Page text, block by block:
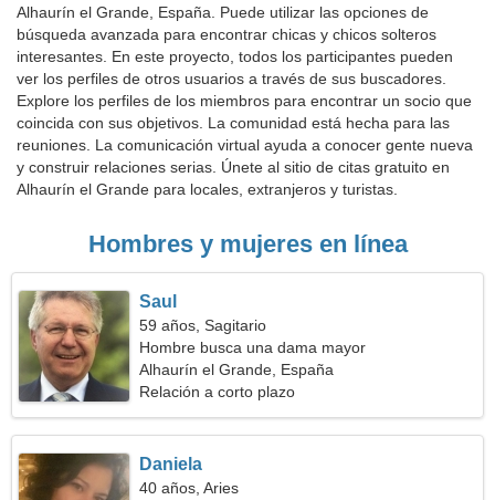
Alhaurín el Grande, España. Puede utilizar las opciones de
búsqueda avanzada para encontrar chicas y chicos solteros
interesantes. En este proyecto, todos los participantes pueden
ver los perfiles de otros usuarios a través de sus buscadores.
Explore los perfiles de los miembros para encontrar un socio que
coincida con sus objetivos. La comunidad está hecha para las
reuniones. La comunicación virtual ayuda a conocer gente nueva
y construir relaciones serias. Únete al sitio de citas gratuito en
Alhaurín el Grande para locales, extranjeros y turistas.
Hombres y mujeres en línea
Saul
59 años, Sagitario
Hombre busca una dama mayor
Alhaurín el Grande, España
Relación a corto plazo
Daniela
40 años, Aries